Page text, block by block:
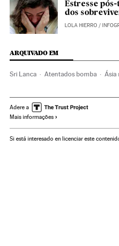
Estresse
dos
LOLA HIERRO /
ARQUIVADO EM
Sri Lanca Atentados bomba Ásia
Ásia Cristianismo Terrorismo
Adere a
Mais informações
Si está interesado en licenciar este